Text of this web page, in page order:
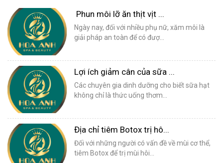
Phun môi lỡ ăn thịt vịt ...
Ngày nay, đối với nhiều phụ nữ, xăm môi là
giải pháp an toàn để có đượ...
Lợi ích giảm cân của sữa ...
Các chuyên gia dinh dưỡng cho biết sữa hạt
không chỉ là thức uống thơm...
Địa chỉ tiêm Botox trị hô...
Đối với những người có vấn đề về mùi cơ thể,
tiêm Botox để trị mùi hôi...